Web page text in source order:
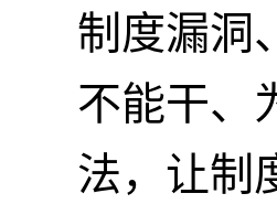
制度漏洞
不能干、
法，让制